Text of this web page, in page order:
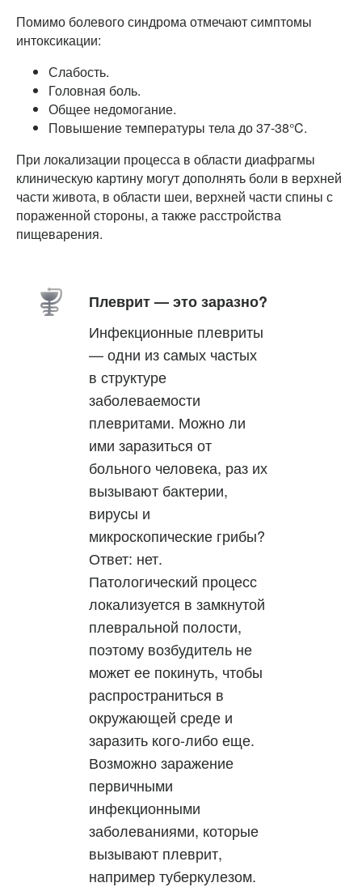
Помимо болевого синдрома отмечают симптомы
интоксикации:
Слабость.
Головная боль.
Общее недомогание.
Повышение температуры тела до 37-38°C.
При локализации процесса в области диафрагмы
клиническую картину могут дополнять боли в верхней
части живота, в области шеи, верхней части спины с
пораженной стороны, а также расстройства
пищеварения.
Плеврит — это заразно?
Инфекционные плевриты
— одни из самых частых
в структуре
заболеваемости
плевритами. Можно ли
ими заразиться от
больного человека, раз их
вызывают бактерии,
вирусы и
микроскопические грибы?
Ответ: нет.
Патологический процесс
локализуется в замкнутой
плевральной полости,
поэтому возбудитель не
может ее покинуть, чтобы
распространиться в
окружающей среде и
заразить кого-либо еще.
Возможно заражение
первичными
инфекционными
заболеваниями, которые
вызывают плеврит,
например туберкулезом.